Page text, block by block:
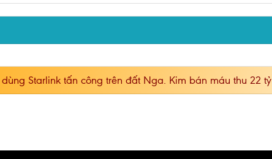
Starlink tấn công trên đất Nga. Kim bán máu thu 22 tỷ